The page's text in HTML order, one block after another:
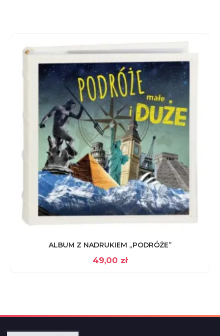
ALBUM Z NADRUKIEM „PODRÓŻE”
49,00 zł